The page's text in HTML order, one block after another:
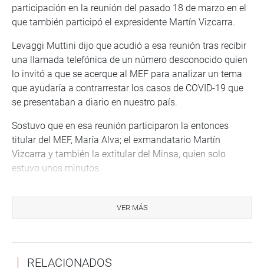
participación en la reunión del pasado 18 de marzo en el
que también participó el expresidente Martín Vizcarra.
Levaggi Muttini dijo que acudió a esa reunión tras recibir
una llamada telefónica de un número desconocido quien
lo invitó a que se acerque al MEF para analizar un tema
que ayudaría a contrarrestar los casos de COVID-19 que
se presentaban a diario en nuestro país.
Sostuvo que en esa reunión participaron la entonces
titular del MEF, María Alva; el exmandatario Martín
Vizcarra y también la extitular del Minsa, quien solo
estuvo unos minutos.
de las pruebas rápidas pero que sí hubo personas que no
identificó pero que estaban muy ligadas a la exministra
“Se me pedía que los insumos lleguen en 48 horas, pero
VER MÁS
RELACIONADOS